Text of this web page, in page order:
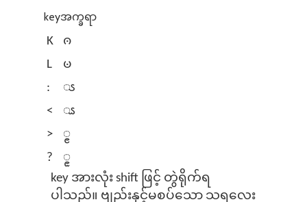
keyအက္ခရာ
K
ၐ
L
ၑ
:
ၖ
<
ၗ
>
ၘ
?
ၙ
key အားလုံး shift ဖြင့် တွဲရိုက်ရ
ပါသည်။ ဗျည်းနှင့်မစပ်သော သရလေး